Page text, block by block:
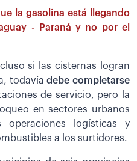
la gasolina está llegando
- Paraná y no por el
si las cisternas logran
todavíadebe completarse
de servicio, pero la
en sectores urbanos
logísticas y
a los surtidores.